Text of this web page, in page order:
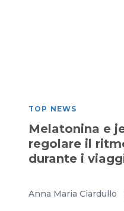
TOP NEWS
Melatonina e
regolare il
durante i
Anna Maria Ciardullo